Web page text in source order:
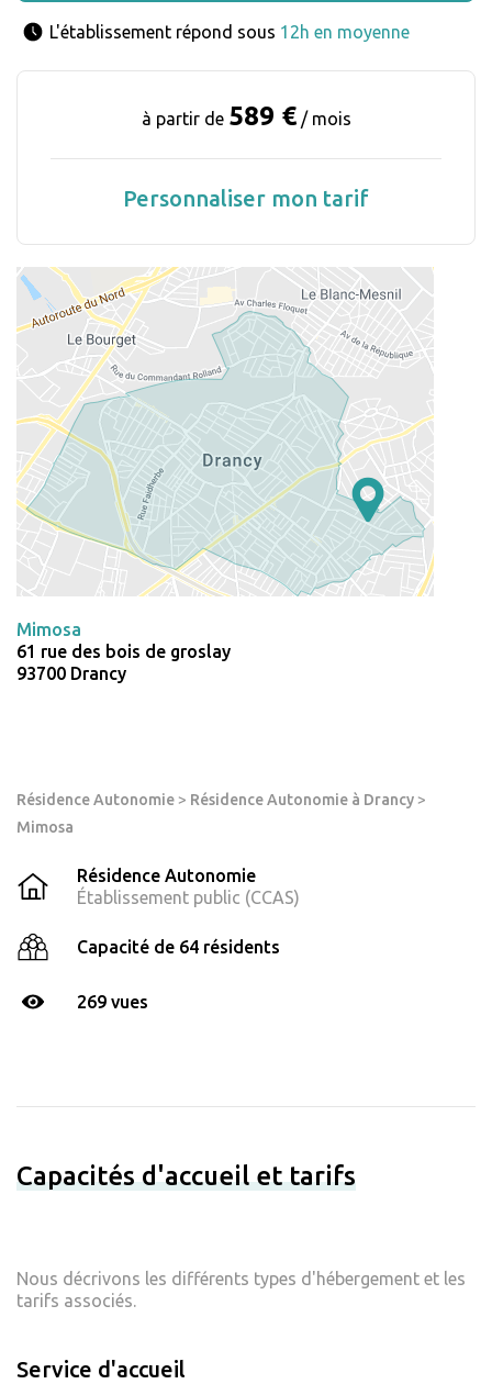
Résidence Autonomie > Résidence Autonomie à Drancy >
Mimosa
Résidence Autonomie
Établissement public (CCAS)
Capacité de 64 résidents
269 vues
L'établissement répond sous 12h en moyenne
à partir de 589 €/ mois
Personnaliser mon tarif
Mimosa
61 rue des bois de groslay
93700 Drancy
Capacités d'accueil et tarifs
Nous décrivons les différents types d'hébergement et les
tarifs associés.
Service d'accueil